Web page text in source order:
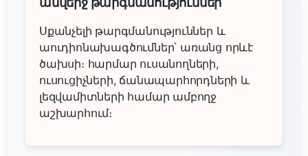
Սքանչելի թարգմանություններ և
աուդիոնախագծումներ՝ առանց որևէ
ծախսի։ հարմար ուսանողների,
ուսուցիչների, ճանապարհորդների և
լեզվամիտների համար ամբողջ
աշխարհում։